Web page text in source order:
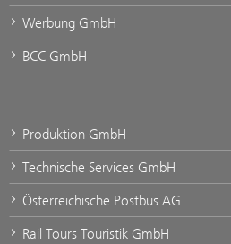
Werbung GmbH
BCC GmbH
Produktion GmbH
Technische Services GmbH
Österreichische Postbus AG
Rail Tours Touristik GmbH